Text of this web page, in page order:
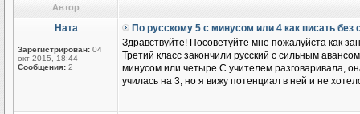
Автор
Ната
Зарегистрирован: 04
окт 2015, 18:44
Сообщения: 2
По русскому 5 с минусом или 4 как писать
Здравствуйте! Посоветуйте мне пожалуйста как
Третий класс закончили русский с сильным
минусом или четыре С учителем разговаривала,
училась на 3, но я вижу потенциал в ней и не